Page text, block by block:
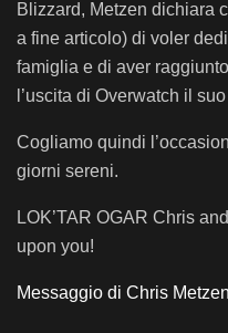
Blizzard, Metzen dichiara
a fine articolo) di voler
famiglia e di aver
l’uscita di Overwatch il
Cogliamo quindi
giorni sereni.
LOK’TAR OGAR Chris
upon you!
Messaggio di Chris Metzen